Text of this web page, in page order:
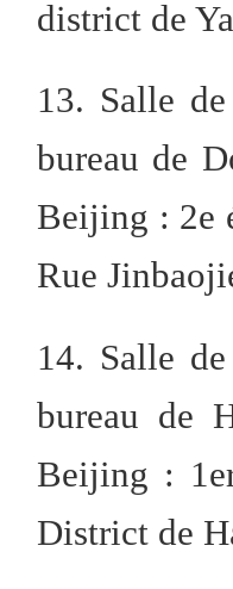
district de
13. Salle
bureau de
Beijing : 2e
Rue
14. Salle
bureau de
Beijing :
District de